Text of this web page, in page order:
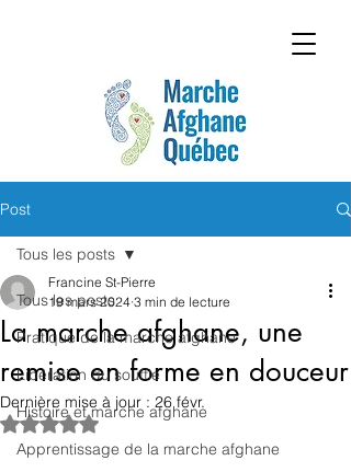
Post
Tous les posts
Pratique de la marche afghane
Libération du souffle
Histoire et marche afghane
Apprentissage de la marche afghane
Tous les posts
La marche afghane, une
remise en forme en douceur
Francine St-Pierre
19 mars 2024 3 min de lecture
Dernière mise à jour : 26 févr.
Noté NaN étoiles sur 5.